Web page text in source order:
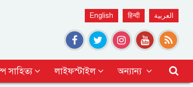
English हिन्दी العربية
সাহিত্য লাইফস্টাইল অন্যান্য